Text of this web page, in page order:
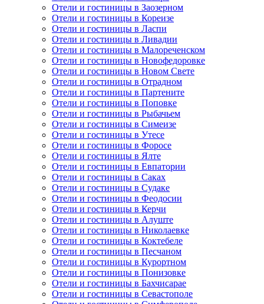
Отели и гостиницы в Заозерном
Отели и гостиницы в Кореизе
Отели и гостиницы в Ласпи
Отели и гостиницы в Ливадии
Отели и гостиницы в Малореченском
Отели и гостиницы в Новофедоровке
Отели и гостиницы в Новом Свете
Отели и гостиницы в Отрадном
Отели и гостиницы в Партените
Отели и гостиницы в Поповке
Отели и гостиницы в Рыбачьем
Отели и гостиницы в Симеизе
Отели и гостиницы в Утесе
Отели и гостиницы в Форосе
Отели и гостиницы в Ялте
Отели и гостиницы в Евпатории
Отели и гостиницы в Саках
Отели и гостиницы в Судаке
Отели и гостиницы в Феодосии
Отели и гостиницы в Керчи
Отели и гостиницы в Алуште
Отели и гостиницы в Николаевке
Отели и гостиницы в Коктебеле
Отели и гостиницы в Песчаном
Отели и гостиницы в Курортном
Отели и гостиницы в Понизовке
Отели и гостиницы в Бахчисарае
Отели и гостиницы в Севастополе